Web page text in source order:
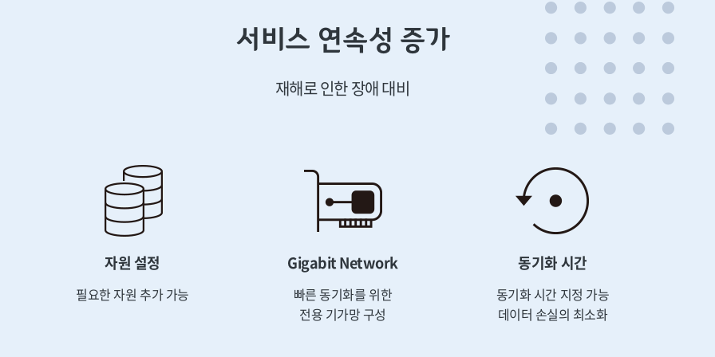
서비스 연속성 증가
재해로 인한 장애 대비
자원 설정
필요한 자원 추가 가능
Gigabit Network
빠른 동기화를 위한
전용 기가망 구성
동기화 시간
동기화 시간 지정 가능
데이터 손실의 최소화